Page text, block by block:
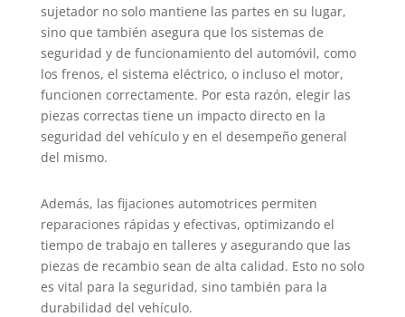
sujetador no solo mantiene las partes en su lugar,
sino que también asegura que los sistemas de
seguridad y de funcionamiento del automóvil, como
los frenos, el sistema eléctrico, o incluso el motor,
funcionen correctamente. Por esta razón, elegir las
piezas correctas tiene un impacto directo en la
seguridad del vehículo y en el desempeño general
del mismo.
Además, las fijaciones automotrices permiten
reparaciones rápidas y efectivas, optimizando el
tiempo de trabajo en talleres y asegurando que las
piezas de recambio sean de alta calidad. Esto no solo
es vital para la seguridad, sino también para la
durabilidad del vehículo.